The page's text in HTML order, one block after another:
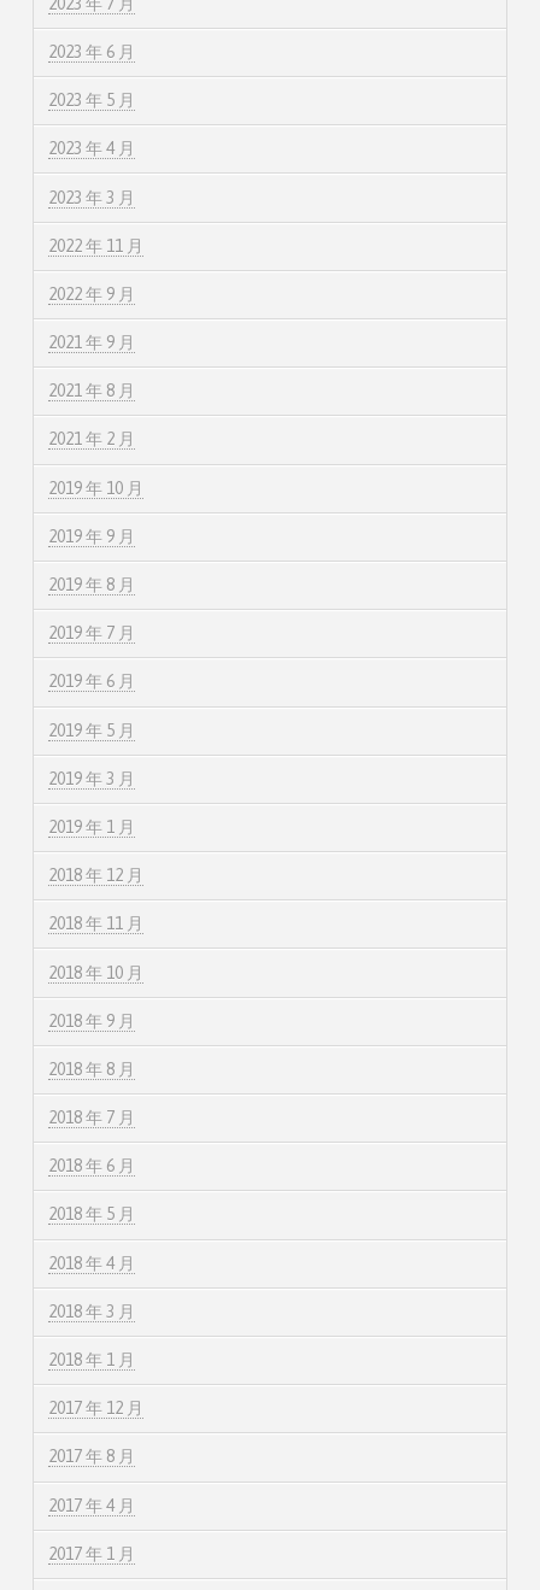
2023 年 6 月
2023 年 5 月
2023 年 4 月
2023 年 3 月
2022 年 11 月
2022 年 9 月
2021 年 9 月
2021 年 8 月
2021 年 2 月
2019 年 10 月
2019 年 9 月
2019 年 8 月
2019 年 7 月
2019 年 6 月
2019 年 5 月
2019 年 3 月
2019 年 1 月
2018 年 12 月
2018 年 11 月
2018 年 10 月
2018 年 9 月
2018 年 8 月
2018 年 7 月
2018 年 6 月
2018 年 5 月
2018 年 4 月
2018 年 3 月
2018 年 1 月
2017 年 12 月
2017 年 8 月
2017 年 4 月
2017 年 1 月